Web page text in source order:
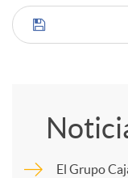
C
El Grupo